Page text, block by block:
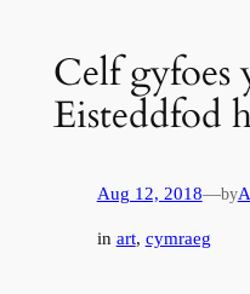
Celf gyfoes
Eisteddfod
Aug 12, 2018—by
in art, cymraeg